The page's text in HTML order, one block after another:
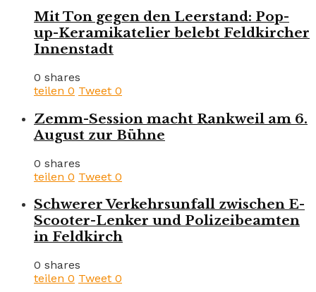
Mit Ton gegen den Leerstand: Pop-
up-Keramikatelier belebt Feldkircher
Innenstadt
0 shares
teilen 0 Tweet 0
Zemm-Session macht Rankweil am 6.
August zur Bühne
0 shares
teilen 0 Tweet 0
Schwerer Verkehrsunfall zwischen E-
Scooter-Lenker und Polizeibeamten
in Feldkirch
0 shares
teilen 0 Tweet 0